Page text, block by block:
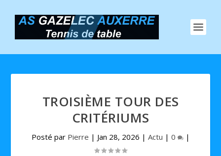
TROISIÈME TOUR DES
CRITÉRIUMS
Posté par Pierre | Jan 28, 2026 | Actu | 0 |